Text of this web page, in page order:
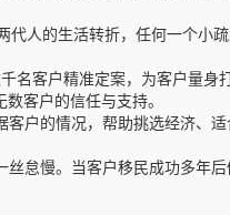
人的生活转折，任何一个小
名客户精准定案，为客户量身
客户的信任与支持。
户的情况，帮助挑选经济、适
怠慢。当客户移民成功多年